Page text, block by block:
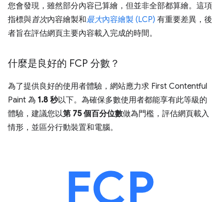
您會發現，雖然部分內容已算繪，但並非全部都算繪。這項
指標與首次內容繪製和最大內容繪製 (LCP) 有重要差異，後
者旨在評估網頁主要內容載入完成的時間。
什麼是良好的 FCP 分數？
為了提供良好的使用者體驗，網站應力求 First Contentful
Paint 為 1.8 秒以下。為確保多數使用者都能享有此等級的
體驗，建議您以第 75 個百分位數做為門檻，評估網頁載入
情形，並區分行動裝置和電腦。